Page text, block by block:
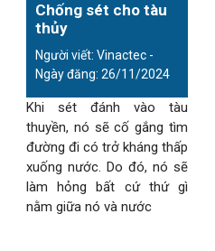
Chống sét cho tàu
thủy
Người viết: Vinactec -
Ngày đăng: 26/11/2024
Khi sét đánh vào tàu
thuyền, nó sẽ cố gắng tìm
đường đi có trở kháng thấp
xuống nước. Do đó, nó sẽ
làm hỏng bất cứ thứ gì
nằm giữa nó và nước